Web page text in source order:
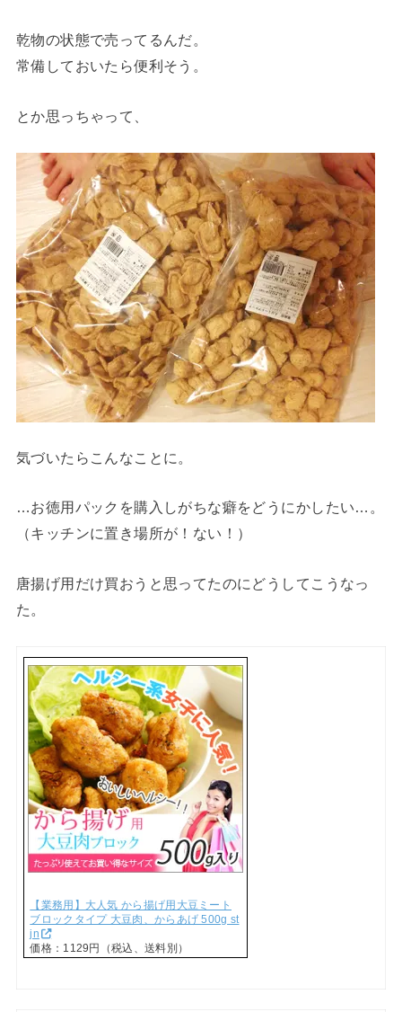
乾物の状態で売ってるんだ。
常備しておいたら便利そう。
とか思っちゃって、
気づいたらこんなことに。
…お徳用パックを購入しがちな癖をどうにかしたい…。
（キッチンに置き場所が！ない！）
唐揚げ用だけ買おうと思ってたのにどうしてこうなっ
た。
【業務用】大人気 から揚げ用大豆ミート
ブロックタイプ 大豆肉、からあげ 500g st
jn
価格：1129円（税込、送料別）